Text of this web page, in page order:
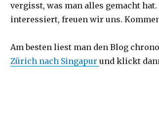
vergisst, was man alles gemacht
interessiert, freuen wir uns.
Am besten liest man den Blog
Zürich nach Singapur und klickt